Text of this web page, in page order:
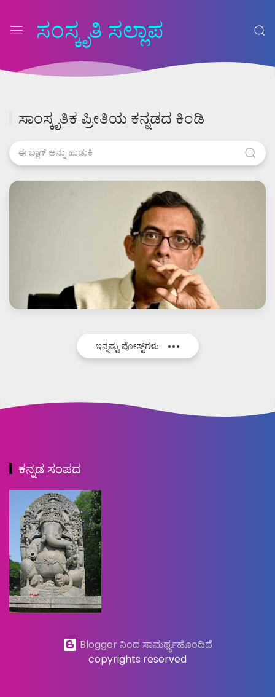
ಸಂಸ್ಕೃತಿ ಸಲ್ಲಾಪ
ಸಾಂಸ್ಕೃತಿಕ ಪ್ರೀತಿಯ ಕನ್ನಡದ ಕಿಂಡಿ
ಇನ್ನಷ್ಟು ಪೋಸ್ಟ್‌ಗಳು
ಕನ್ನಡ ಸಂಪದ
Blogger ನಿಂದ ಸಾಮರ್ಥ್ಯಹೊಂದಿದೆ
copyrights reserved